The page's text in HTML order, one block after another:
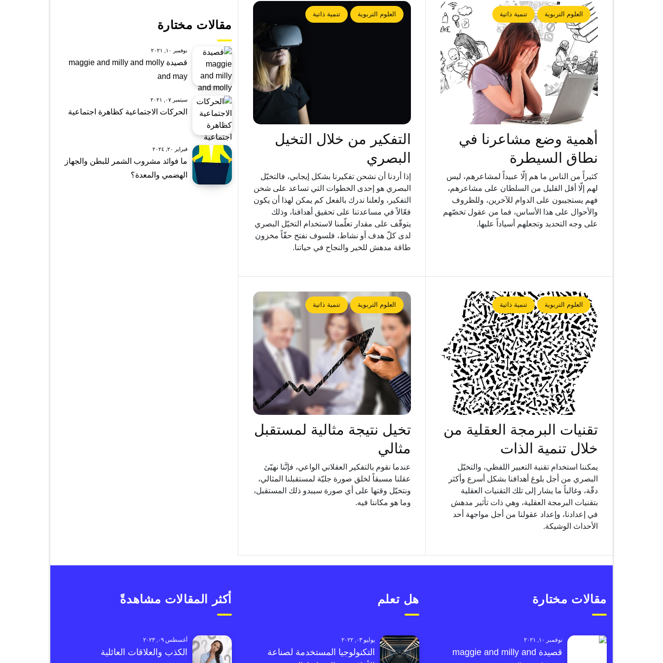
العلوم التربوية تنمية ذاتية
أهمية وضع مشاعرنا في
نطاق السيطرة
كثيراً من الناس ما هم إلّا عبيداً لمشاعرهم، ليس
لهم إلّا أقل القليل من السلطان على مشاعرهم،
فهم يستجيبون على الدوام للآخرين، وللظروف
والأحوال على هذا الأساس، فما من عقول تخصّهم
على وجه التحديد وتجعلهم أسياداً عليها.
العلوم التربوية تنمية ذاتية
التفكير من خلال التخيل
البصري
إذا أردنا أن نشحن تفكيرنا بشكل إيجابي، فالتخيّل
البصري هو إحدى الخطوات التي تساعد على شحن
التفكير، ولعلنا ندرك بالفعل كم يمكن لهذا أن يكون
فعّالاً في مساعدتنا على تحقيق أهدافنا، وذلك
يتوقّف على مقدار تعلّمنا لاستخدام التخيّل البصري
لدى كلّ هدف أو نشاط، فلسوف نفتح حقّاً مخزون
طاقة مدهش للخير والنجاح في حياتنا.
العلوم التربوية تنمية ذاتية
تقنيات البرمجة العقلية من
خلال تنمية الذات
يمكننا استخدام تقنية التعبير اللفظي، والتخيّل
البصري من أجل بلوغ أهدافنا بشكل أسرع وأكثر
دقّة، وغالباً ما يشار إلى تلك التقنيات العقلية
بتقنيات البرمجة العقلية، وهي ذات تأثير مدهش
في إعدادنا، وإعداد عقولنا من أجل مواجهة أحد
الأحداث الوشيكة.
العلوم التربوية تنمية ذاتية
تخيل نتيجة مثالية لمستقبل
مثالي
عندما نقوم بالتفكير العقلاني الواعي، فإنَّنا نهيّئ
عقلنا مسبقاً لخلق صورة جليّة لمستقبلنا المثالي،
ونتخيّل وقتها على أي صورة سيبدو ذلك المستقبل،
وما هو مكاننا فيه.
مقالات مختارة
نوفمبر ١٠, ٢٠٢١
قصيدة maggie and milly and molly
and may
سبتمبر ٠٧, ٢٠٢١
الحركات الاجتماعية كظاهرة اجتماعية
فبراير ٢٠, ٢٠٢٤
ما فوائد مشروب الشمر للبطن والجهاز
الهضمي والمعدة؟
مقالات مختارة
نوفمبر ١٠, ٢٠٢١
قصيدة maggie and milly and
هل تعلم
يوليو ٠٣, ٢٠٢٢
التكنولوجيا المستخدمة لصناعة
أكثر المقالات مشاهدةً
أغسطس ٠٩, ٢٠٢٣
الكذب والعلاقات العائلية